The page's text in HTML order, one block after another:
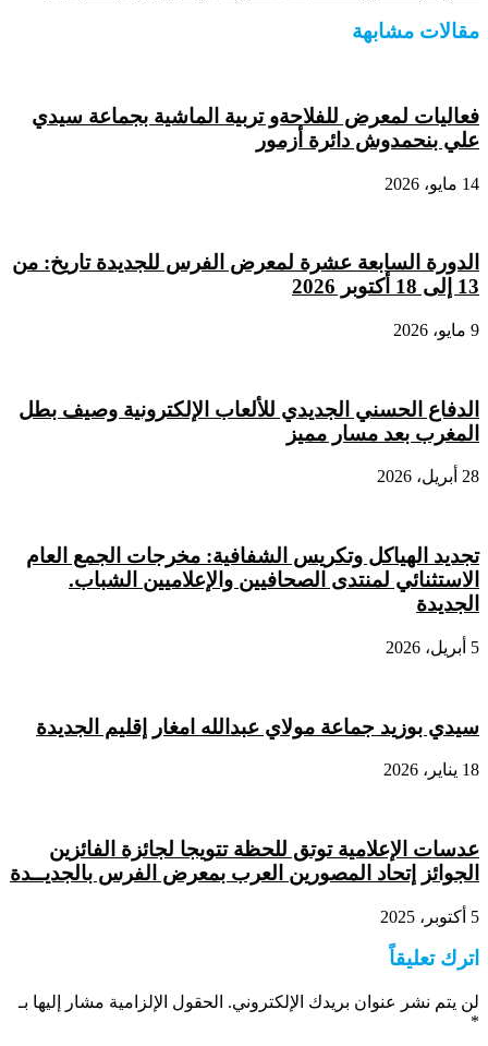
مقالات مشابهة
فعاليات لمعرض للفلاحةو تربية الماشية بجماعة سيدي
علي بنحمدوش دائرة أزمور
14 مايو، 2026
الدورة السابعة عشرة لمعرض الفرس للجديدة تاريخ: من
13 إلى 18 أكتوبر 2026
9 مايو، 2026
الدفاع الحسني الجديدي للألعاب الإلكترونية وصيف بطل
المغرب بعد مسار مميز
28 أبريل، 2026
تجديد الهياكل وتكريس الشفافية: مخرجات الجمع العام
الاستثنائي لمنتدى الصحافيين والإعلاميين الشباب.
الجديدة
5 أبريل، 2026
سيدي بوزيد جماعة مولاي عبدالله امغار إقليم الجديدة
18 يناير، 2026
عدسات الإعلامية توتق للحظة تتويجا لجائزة الفائزين
الجوائز إتحاد المصورين العرب بمعرض الفرس بالجديــدة
5 أكتوبر، 2025
اترك تعليقاً
لن يتم نشر عنوان بريدك الإلكتروني. الحقول الإلزامية مشار إليها بـ
*